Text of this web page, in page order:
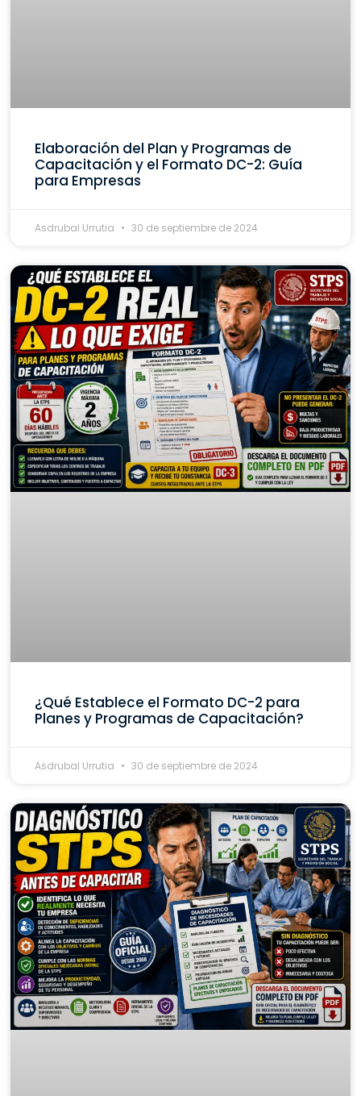
Elaboración del Plan y Programas de
Capacitación y el Formato DC-2: Guía
para Empresas
Asdrubal Urrutia 30 de septiembre de 2024
¿Qué Establece el Formato DC-2 para
Planes y Programas de Capacitación?
Asdrubal Urrutia 30 de septiembre de 2024